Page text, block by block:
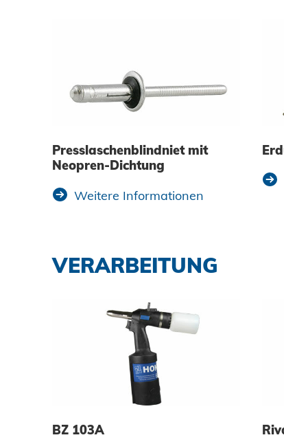
Presslaschenblindniet mit
Neopren-Dichtung
Weitere Informationen
VERARBEITUNG
BZ 103A